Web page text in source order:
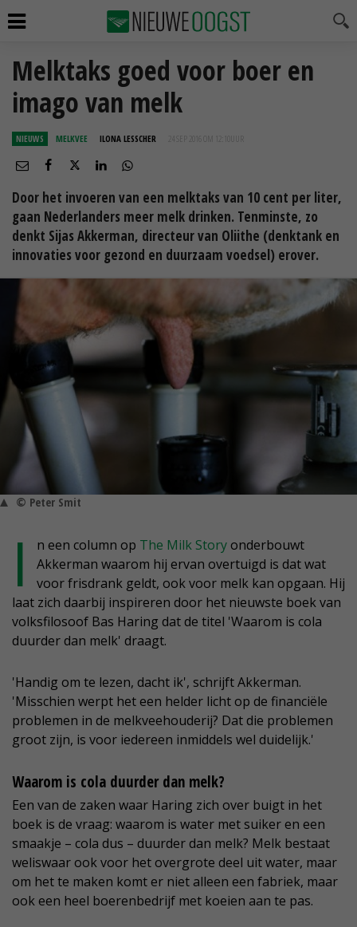
Melktaks goed voor boer en
imago van melk
NIEUWS MELKVEE ILONA LESSCHER 24 SEP 2016 OM 12:10
Door het invoeren van een melktaks van 10 cent per liter,
gaan Nederlanders meer melk drinken. Tenminste, zo
denkt Sijas Akkerman, directeur van Oliithe (denktank en
innovaties voor gezond en duurzaam voedsel) erover.
© Peter Smit
I n een column op The Milk Storyonderbouwt
Akkerman waarom hij ervan overtuigd is dat wat
voor frisdrank geldt, ook voor melk kan opgaan. Hij
laat zich daarbij inspireren door het nieuwste boek van
volksfilosoof Bas Haring dat de titel 'Waarom is cola
duurder dan melk' draagt.
'Handig om te lezen, dacht ik', schrijft Akkerman.
'Misschien werpt het een helder licht op de financiële
problemen in de melkveehouderij? Dat die problemen
groot zijn, is voor iedereen inmiddels wel duidelijk.'
Waarom is cola duurder dan melk?
Een van de zaken waar Haring zich over buigt in het
boek is de vraag: waarom is water met suiker en een
smaakje – cola dus – duurder dan melk? Melk bestaat
weliswaar ook voor het overgrote deel uit water, maar
om het te maken komt er niet alleen een fabriek, maar
ook een heel boerenbedrijf met koeien aan te pas.